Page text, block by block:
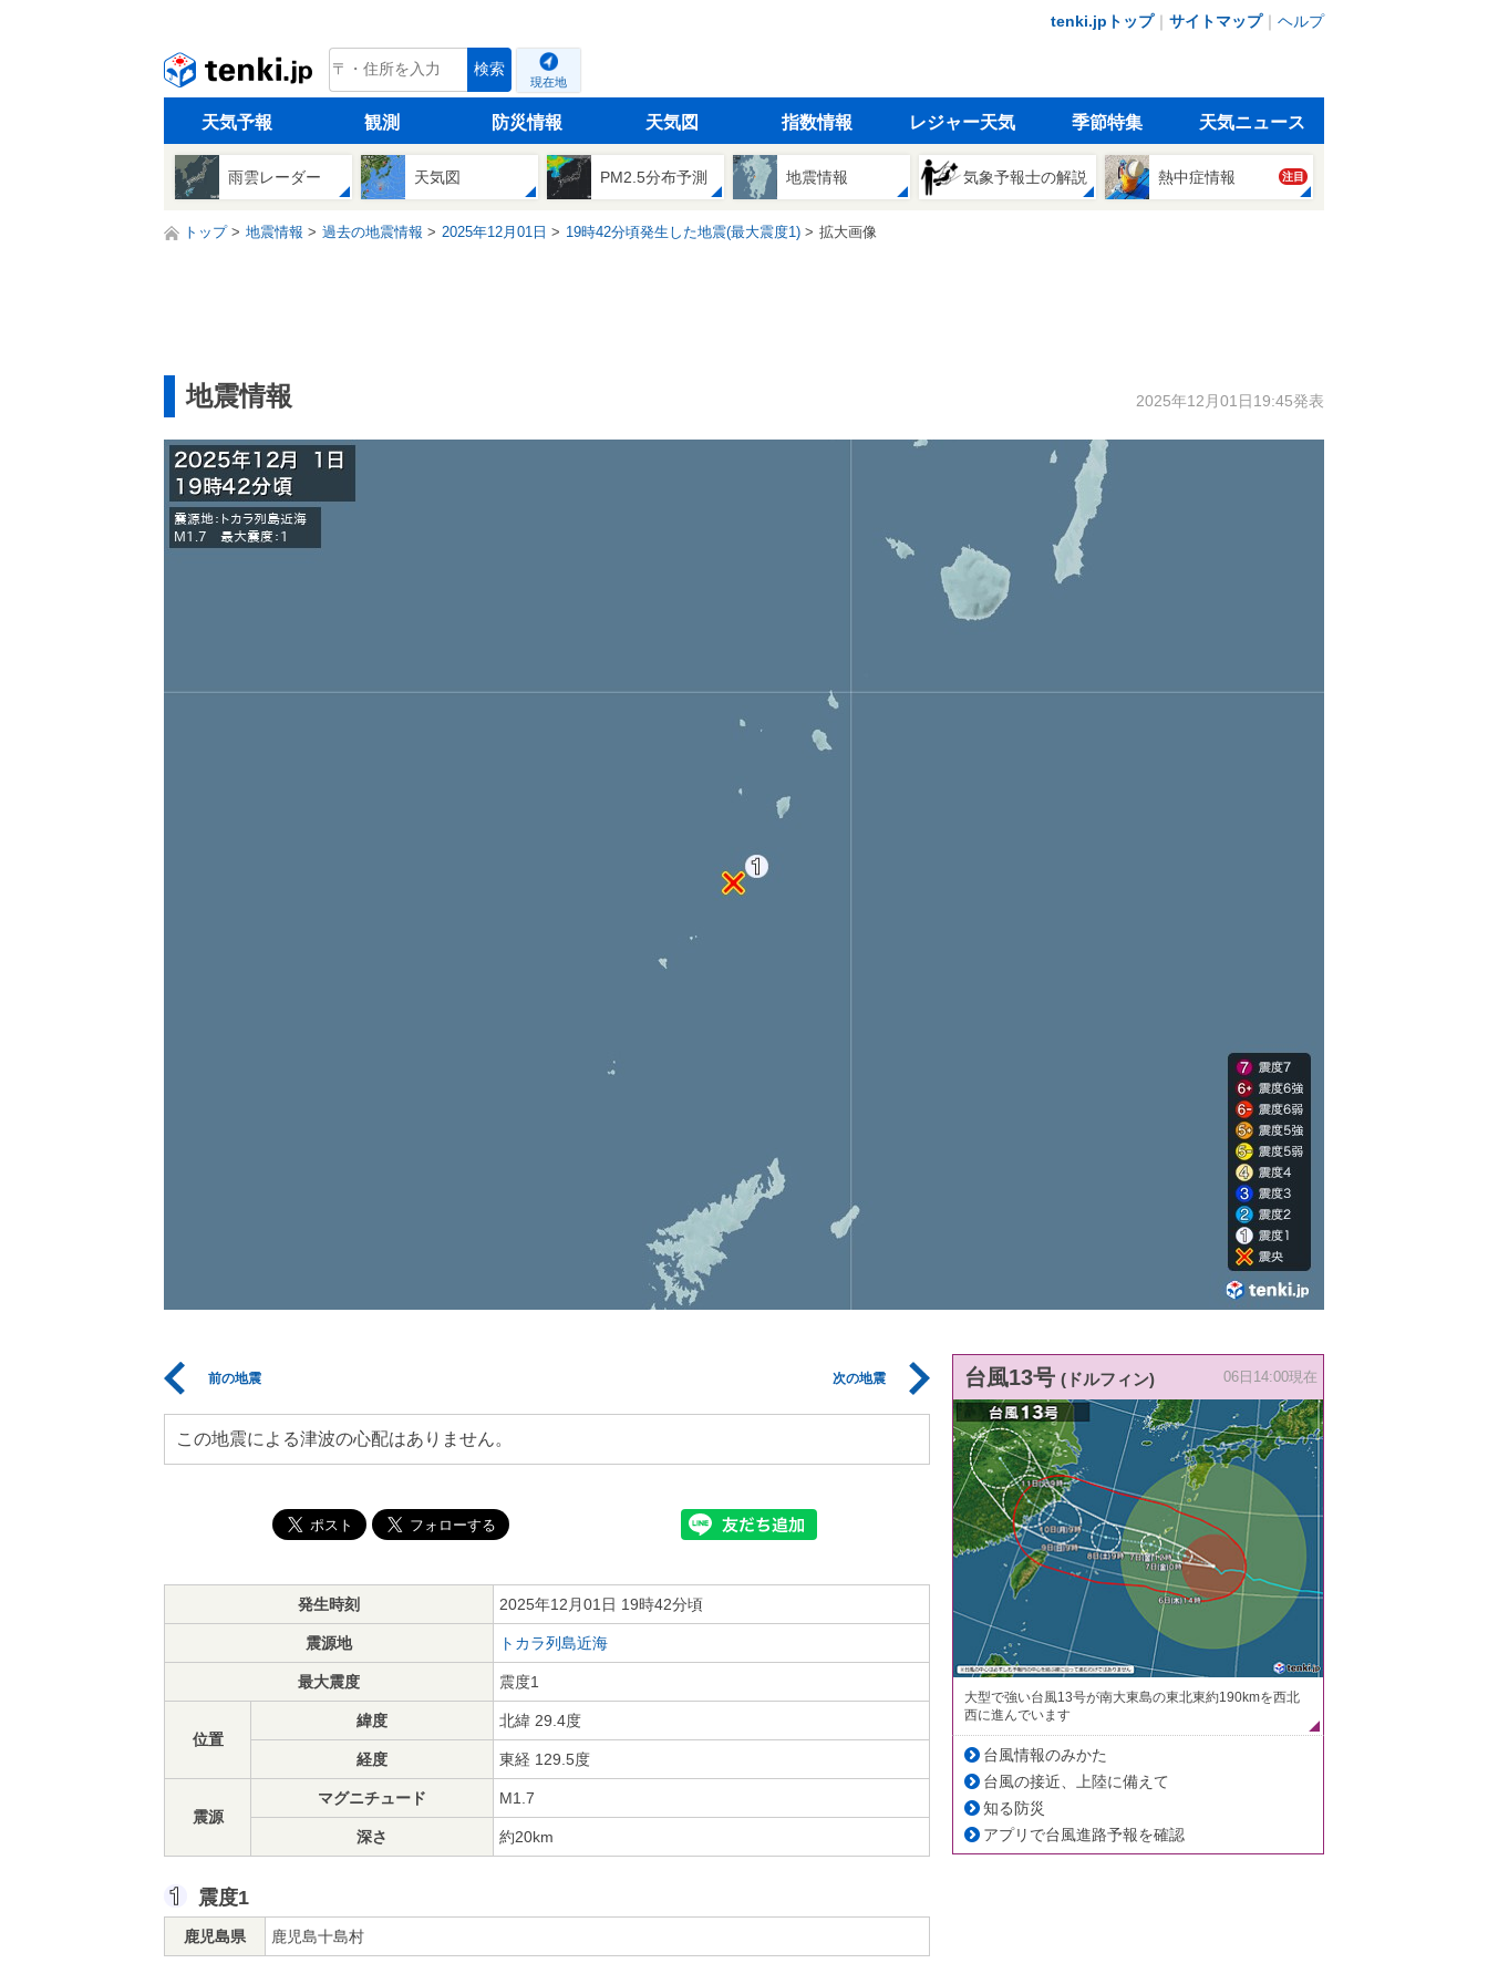
tenki.jpトップ｜ サイトマップ｜ ヘルプ
tenki.jp 検索
現在地
天気予報 観測 防災情報 天気図 指数情報 レジャー天気 季節特集 天気ニュース
雨雲レーダー 天気図 PM2.5分布予測 地震情報 気象予報士の解説 熱中症情報 注目
トップ 地震情報 過去の地震情報 2025年12月01日 19時42分頃発生した地震(最大震度1) 拡大画像
地震情報 2025年12月01日19:45発表
前の地震 次の地震
この地震による津波の心配はありません。
発生時刻 2025年12月01日 19時42分頃
震源地 トカラ列島近海
最大震度 震度1
位置
緯度 北緯 29.4度
経度 東経 129.5度
震源
マグニチュード M1.7
深さ 約20km
震度1
鹿児島県 鹿児島十島村
台風13号 (ドルフィン) 06日14:00現在
大型で強い台風13号が南大東島の東北東約190kmを西北
西に進んでいます
台風情報のみかた
台風の接近、上陸に備えて
知る防災
アプリで台風進路予報を確認